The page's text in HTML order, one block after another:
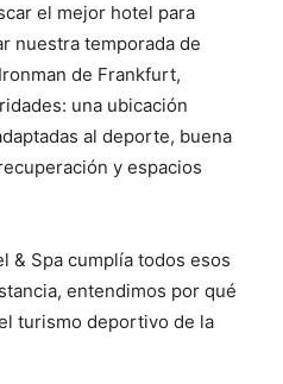
el mejor hotel para
nuestra temporada de
de Frankfurt,
una ubicación
al deporte, buena
y espacios
& Spa cumplía todos esos
entendimos por qué
turismo deportivo de la